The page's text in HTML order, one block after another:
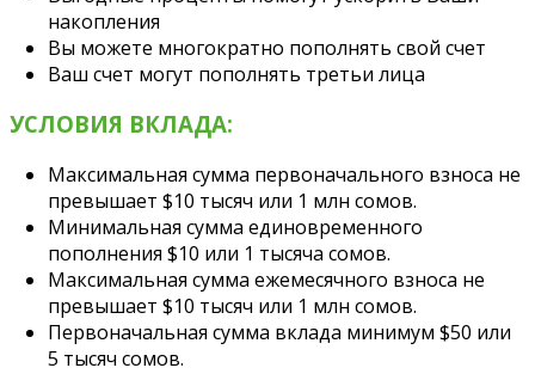
накопления
Вы можете многократно пополнять свой счет
Ваш счет могут пополнять третьи лица
УСЛОВИЯ ВКЛАДА:
Максимальная сумма первоначального взноса не
превышает $10 тысяч или 1 млн сомов.
Минимальная сумма единовременного
пополнения $10 или 1 тысяча сомов.
Максимальная сумма ежемесячного взноса не
превышает $10 тысяч или 1 млн сомов.
Первоначальная сумма вклада минимум $50 или
5 тысяч сомов.